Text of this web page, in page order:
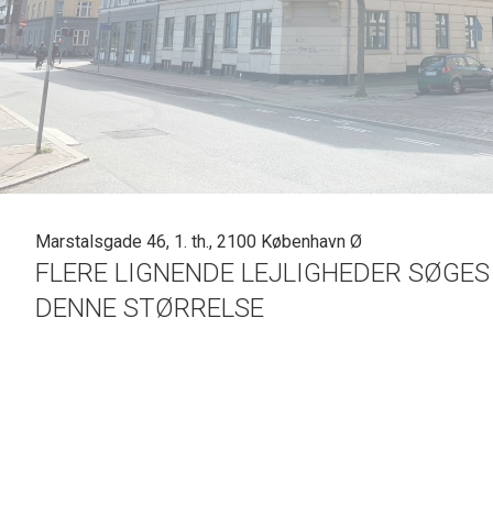
Marstalsgade 46, 1. th., 2100 København Ø
FLERE LIGNENDE LEJLIGHEDER
DENNE STØRRELSE